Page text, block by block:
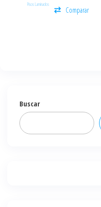
Pisos Laminados
Comparar
Buscar